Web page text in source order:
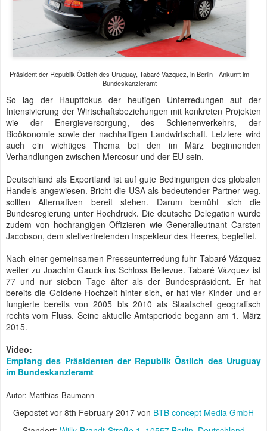
Präsident der Republik Östlich des Uruguay, Tabaré Vázquez, in Berlin - Ankunft im
Bundeskanzleramt
So lag der Hauptfokus der heutigen Unterredungen auf der
Intensivierung der Wirtschaftsbeziehungen mit konkreten Projekten
wie der Energieversorgung, des Schienenverkehrs, der
Bioökonomie sowie der nachhaltigen Landwirtschaft. Letztere wird
auch ein wichtiges Thema bei den im März beginnenden
Verhandlungen zwischen Mercosur und der EU sein.
Deutschland als Exportland ist auf gute Bedingungen des globalen
Handels angewiesen. Bricht die USA als bedeutender Partner weg,
sollten Alternativen bereit stehen. Darum bemüht sich die
Bundesregierung unter Hochdruck. Die deutsche Delegation wurde
zudem von hochrangigen Offizieren wie Generalleutnant Carsten
Jacobson, dem stellvertretenden Inspekteur des Heeres, begleitet.
Nach einer gemeinsamen Presseunterredung fuhr Tabaré Vázquez
weiter zu Joachim Gauck ins Schloss Bellevue. Tabaré Vázquez ist
77 und nur sieben Tage älter als der Bundespräsident. Er hat
bereits die Goldene Hochzeit hinter sich, er hat vier Kinder und er
fungierte bereits von 2005 bis 2010 als Staatschef geografisch
rechts vom Fluss. Seine aktuelle Amtsperiode begann am 1. März
2015.
Video:
Empfang des Präsidenten der Republik Östlich des Uruguay
im Bundeskanzleramt
Autor: Matthias Baumann
Gepostet vor 8th February 2017 von BTB concept Media GmbH